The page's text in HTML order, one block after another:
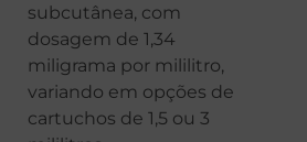
subcutânea, com
dosagem de 1,34
miligrama por mililitro,
variando em opções de
cartuchos de 1,5 ou 3